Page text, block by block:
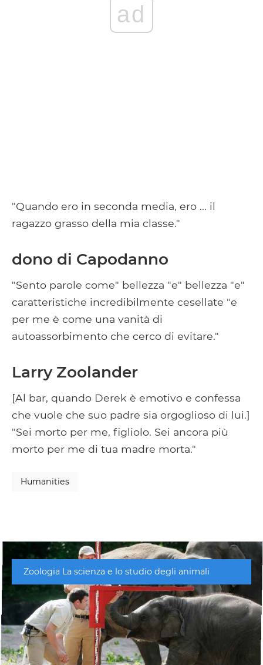
ad
"Quando ero in seconda media, ero ... il
ragazzo grasso della mia classe."
dono di Capodanno
"Sento parole come" bellezza "e" bellezza "e"
caratteristiche incredibilmente cesellate "e
per me è come una vanità di
autoassorbimento che cerco di evitare."
Larry Zoolander
[Al bar, quando Derek è emotivo e confessa
che vuole che suo padre sia orgoglioso di lui.]
"Sei morto per me, figliolo. Sei ancora più
morto per me di tua madre morta."
Humanities
Zoologia La scienza e lo studio degli animali